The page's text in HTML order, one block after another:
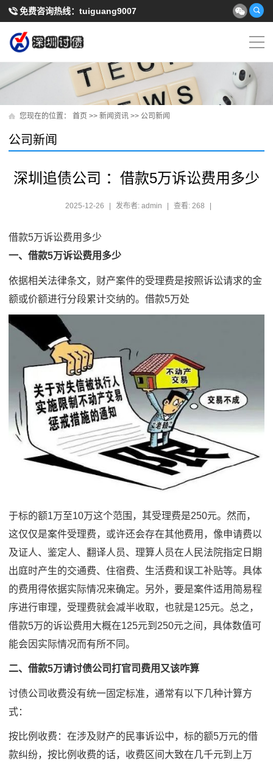
免费咨询热线： tuiguang9007
您现在的位置： 首页 >> 新闻资讯 >> 公司新闻
公司新闻
深圳追债公司 ：借款5万诉讼费用多少
2025-12-26 发布者: admin 查看: 268
借款5万诉讼费用多少
一、借款5万诉讼费用多少
依据相关法律条文，财产案件的受理费是按照诉讼请求的金
额或价额进行分段累计交纳的。借款5万处
于标的额1万至10万这个范围，其受理费是250元。然而，
这仅仅是案件受理费，或许还会存在其他费用，像申请费以
及证人、鉴定人、翻译人员、理算人员在人民法院指定日期
出庭时产生的交通费、住宿费、生活费和误工补贴等。具体
的费用得依据实际情况来确定。另外，要是案件适用简易程
序进行审理，受理费就会减半收取，也就是125元。总之，
借款5万的诉讼费用大概在125元到250元之间，具体数值可
能会因实际情况而有所不同。
二、借款5万请讨债公司打官司费用又该咋算
讨债公司收费没有统一固定标准，通常有以下几种计算方
式：
按比例收费：在涉及财产的民事诉讼中，标的额5万元的借
款纠纷，按比例收费的话，收费区间大致在几千元到上万